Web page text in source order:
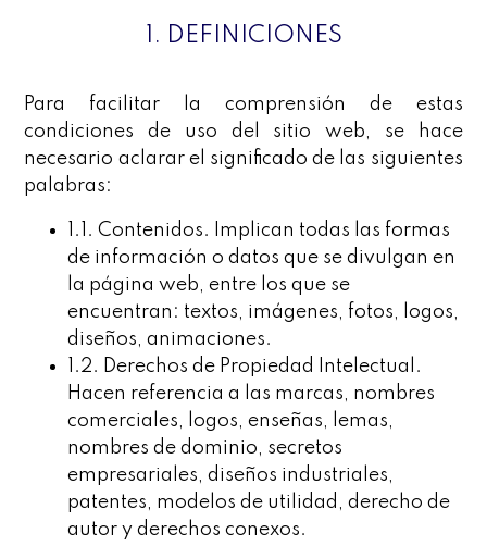
1. DEFINICIONES
Para facilitar la comprensión de estas
condiciones de uso del sitio web, se hace
necesario aclarar el significado de las siguientes
palabras:
1.1. Contenidos. Implican todas las formas
de información o datos que se divulgan en
la página web, entre los que se
encuentran: textos, imágenes, fotos, logos,
diseños, animaciones.
1.2. Derechos de Propiedad Intelectual.
Hacen referencia a las marcas, nombres
comerciales, logos, enseñas, lemas,
nombres de dominio, secretos
empresariales, diseños industriales,
patentes, modelos de utilidad, derecho de
autor y derechos conexos.